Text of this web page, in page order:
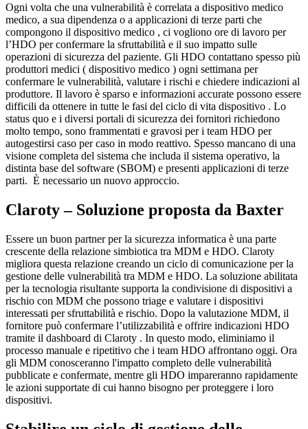
Ogni volta che una vulnerabilità è correlata a dispositivo medico
medico, a sua dipendenza o a applicazioni di terze parti che
compongono il dispositivo medico , ci vogliono ore di lavoro per
l’HDO per confermare la sfruttabilità e il suo impatto sulle
operazioni di sicurezza del paziente. Gli HDO contattano spesso più
produttori medici ( dispositivo medico ) ogni settimana per
confermare le vulnerabilità, valutare i rischi e chiedere indicazioni al
produttore. Il lavoro è sparso e informazioni accurate possono essere
difficili da ottenere in tutte le fasi del ciclo di vita dispositivo . Lo
status quo e i diversi portali di sicurezza dei fornitori richiedono
molto tempo, sono frammentati e gravosi per i team HDO per
autogestirsi caso per caso in modo reattivo. Spesso mancano di una
visione completa del sistema che includa il sistema operativo, la
distinta base del software (SBOM) e presenti applicazioni di terze
parti. È necessario un nuovo approccio.
Claroty – Soluzione proposta da Baxter
Essere un buon partner per la sicurezza informatica è una parte
crescente della relazione simbiotica tra MDM e HDO. Claroty
migliora questa relazione creando un ciclo di comunicazione per la
gestione delle vulnerabilità tra MDM e HDO. La soluzione abilitata
per la tecnologia risultante supporta la condivisione di dispositivi a
rischio con MDM che possono triage e valutare i dispositivi
interessati per sfruttabilità e rischio. Dopo la valutazione MDM, il
fornitore può confermare l’utilizzabilità e offrire indicazioni HDO
tramite il dashboard di Claroty . In questo modo, eliminiamo il
processo manuale e ripetitivo che i team HDO affrontano oggi. Ora
gli MDM conosceranno l'impatto completo delle vulnerabilità
pubblicate e confermate, mentre gli HDO impareranno rapidamente
le azioni supportate di cui hanno bisogno per proteggere i loro
dispositivi.